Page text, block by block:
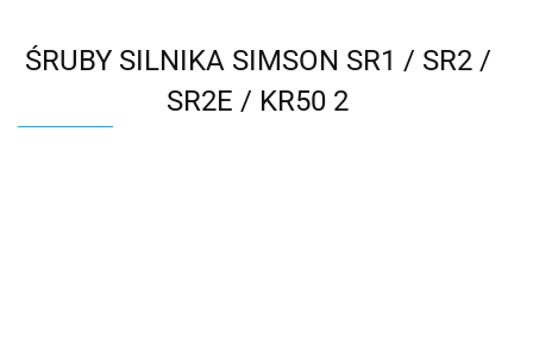
ŚRUBY SILNIKA SIMSON SR1 / SR2 /
SR2E / KR50 2